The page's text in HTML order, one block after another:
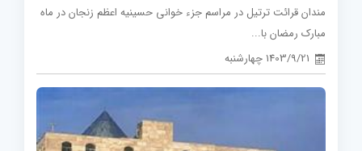
مندان قرائت ترتیل در مراسم جزء خوانی حسینیه اعظم زنجان در ماه
مبارک رمضان با...
1403/9/21 چهارشنبه